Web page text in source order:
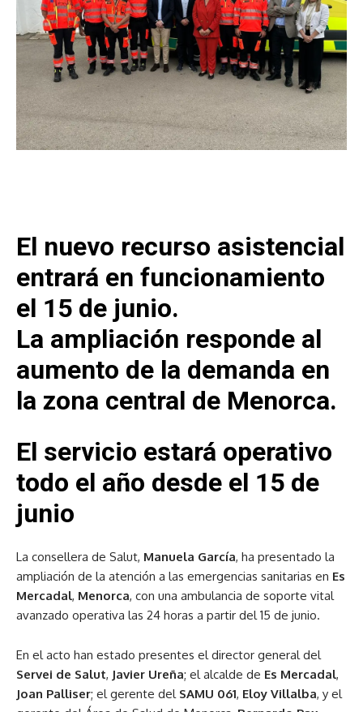
El nuevo recurso asistencial
entrará en funcionamiento
el 15 de junio.
La ampliación responde al
aumento de la demanda en
la zona central de Menorca.
El servicio estará operativo
todo el año desde el 15 de
junio
La consellera de Salut, Manuela García, ha presentado la
ampliación de la atención a las emergencias sanitarias en Es
Mercadal, Menorca, con una ambulancia de soporte vital
avanzado operativa las 24 horas a partir del 15 de junio.
En el acto han estado presentes el director general del
Servei de Salut, Javier Ureña; el alcalde de Es Mercadal,
Joan Palliser; el gerente del SAMU 061, Eloy Villalba, y el